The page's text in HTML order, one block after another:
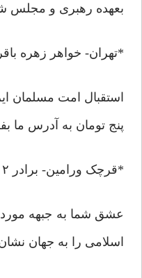
بعهده رهبری و مجلس
*تهران- خواهر زهره
استقبال امت مسلمان
پنج تومان به آدرس ما
*قرچک ورامین- برادر ۱۲ ساله محمد حسینی.
عشق شما به جبهه مورد
اسلامی را به جهان